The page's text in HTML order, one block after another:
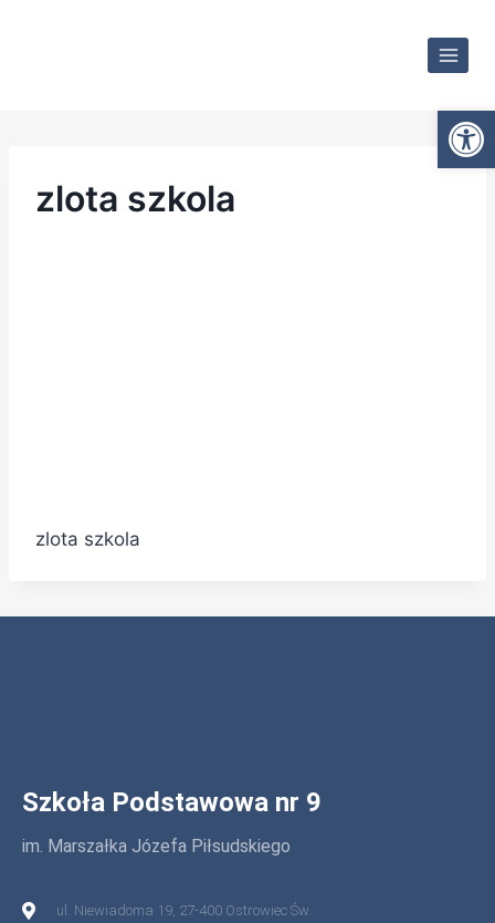
zlota szkola
zlota szkola
Szkoła Podstawowa nr 9
im. Marszałka Józefa Piłsudskiego
ul. Niewiadoma 19, 27-400 Ostrowiec Św.